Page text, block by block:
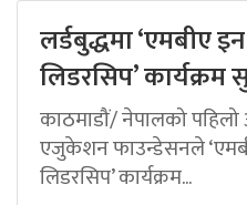
लर्डबुद्धमा ‘एमबीए
लिडरसिप’ कार्यक्रम
काठमाडौं/ नेपालको
एजुकेशन फाउन्डेसनले
लिडरसिप’ कार्यक्रम...